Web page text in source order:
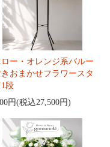
ロー・オレンジ系バルー
きおまかせフラワースタ
段
円(税込27,500円)